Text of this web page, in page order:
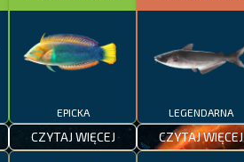
EPICKA
CZYTAJ WIĘCEJ
LEGENDARNA
CZYTAJ WIĘCEJ